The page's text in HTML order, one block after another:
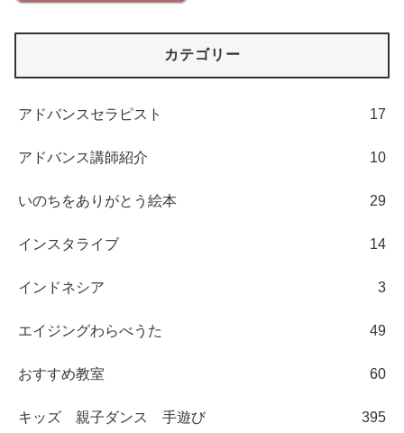
カテゴリー
アドバンスセラピスト 17
アドバンス講師紹介 10
いのちをありがとう絵本 29
インスタライブ 14
インドネシア 3
エイジングわらべうた 49
おすすめ教室 60
キッズ 親子ダンス 手遊び 395